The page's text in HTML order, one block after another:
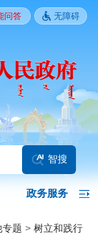
自治区信息
旗县区动态
问答 无障碍
智搜
政务服务
专题 > 树立和践行